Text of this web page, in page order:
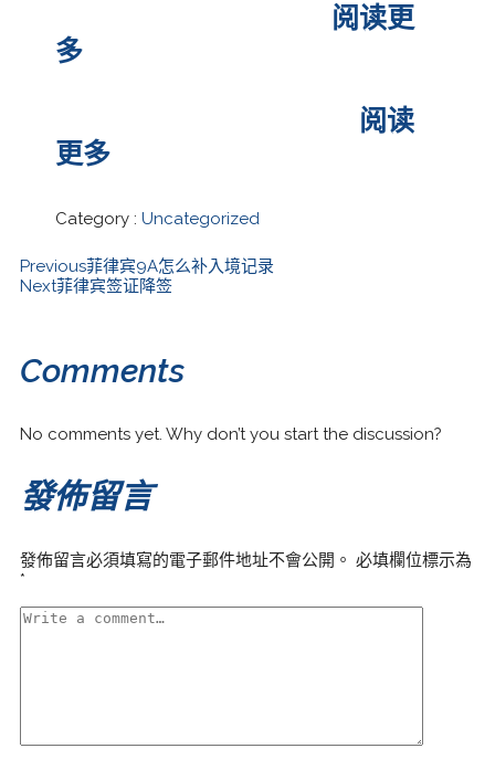
阅读更
多
阅读
更多
Category : Uncategorized
Previous菲律宾9A怎么补入境记录
Next菲律宾签证降签
Comments
No comments yet. Why don’t you start the discussion?
發佈留言
發佈留言必須填寫的電子郵件地址不會公開。 必填欄位標示為
*